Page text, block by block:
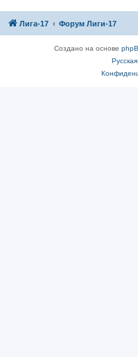
Лига-17 Форум Лиги-17
Создано на основе